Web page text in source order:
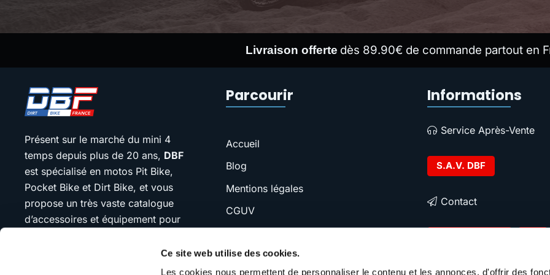
Ce site web utilise des cookies.
Les cookies nous permettent de personnaliser le contenu et les annonces, d'offrir des
Livraison offerte dès 89.90€ de commande partout en
Présent sur le marché du mini 4
temps depuis plus de 20 ans, DBF
est spécialisé en motos Pit Bike,
Pocket Bike et Dirt Bike, et vous
propose un très vaste catalogue
d’accessoires et équipement pour
Notre devise : “jamais plus cher que
Parcourir
Accueil
Blog
Mentions légales
CGUV
SAV
Informations
Service Après-Vente
S.A.V. DBF
Contact